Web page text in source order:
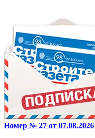
Номер № 27 от 07.08.2026